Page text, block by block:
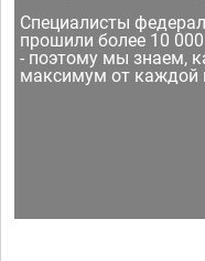
Специалисты
прошили более 10
- поэтому мы знаем,
максимум от